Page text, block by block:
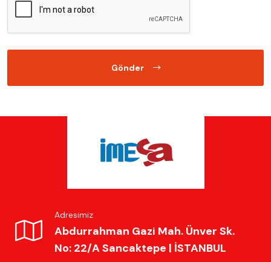
Gönder
Adresimiz
Abdurrahman Gazi Mah. Ünver Sk.
No: 22/A Sancaktepe | İSTANBUL